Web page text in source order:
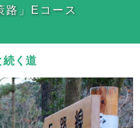
路」Eコース
続く道